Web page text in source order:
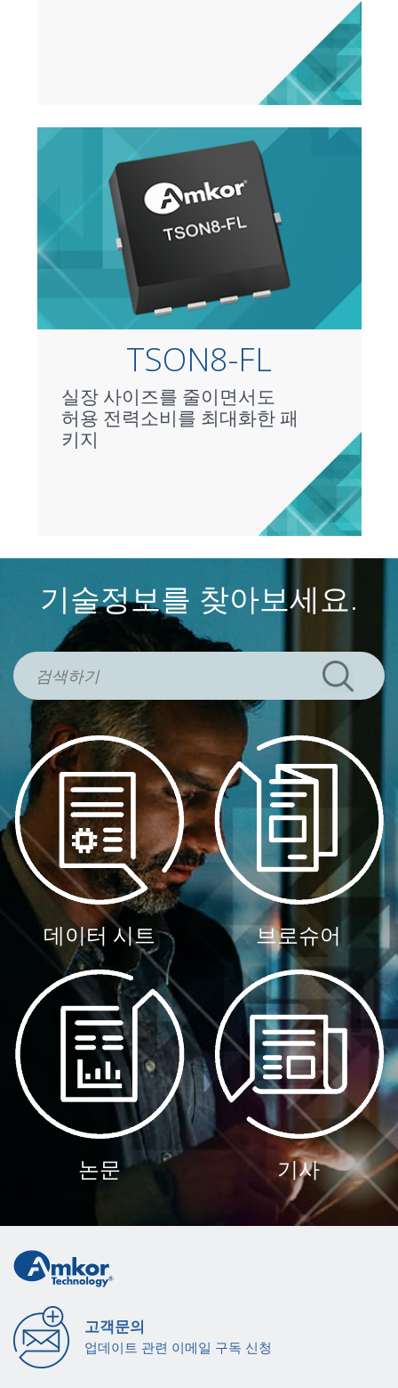
TSON8-FL
실장 사이즈를 줄이면서도
허용 전력소비를 최대화한 패
키지
기술정보를 찾아보세요.
데이터 시트 브로슈어
논문 기사
고객문의
업데이트 관련 이메일 구독 신청